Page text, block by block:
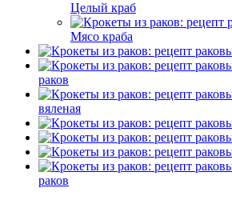
Целый краб
Мясо краба
раков
вяленая
раков